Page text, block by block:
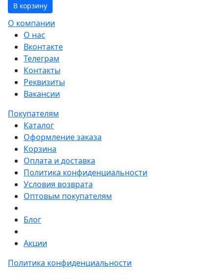
В корзину
О компании
О нас
Вконтакте
Телеграм
Контакты
Реквизиты
Вакансии
Покупателям
Каталог
Оформление заказа
Корзина
Оплата и доставка
Политика конфиденциальности
Условия возврата
Оптовым покупателям
Блог
Акции
Политика конфиденциальности